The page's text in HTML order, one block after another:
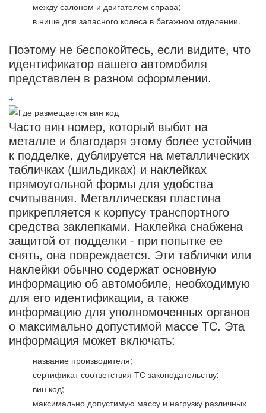
между салоном и двигателем справа;
в нише для запасного колеса в багажном отделении.
Поэтому не беспокойтесь, если видите, что
идентификатор вашего автомобиля
представлен в разном оформлении.
+
Часто вин номер, который выбит на
металле и благодаря этому более устойчив
к подделке, дублируется на металлических
табличках (шильдиках) и наклейках
прямоугольной формы для удобства
считывания. Металлическая пластина
прикрепляется к корпусу транспортного
средства заклепками. Наклейка снабжена
защитой от подделки - при попытке ее
снять, она повреждается. Эти таблички или
наклейки обычно содержат основную
информацию об автомобиле, необходимую
для его идентификации, а также
информацию для уполномоченных органов
о максимально допустимой массе ТС. Эта
информация может включать:
название производителя;
сертификат соответствия ТС законодательству;
вин код;
максимально допустимую массу и нагрузку различных